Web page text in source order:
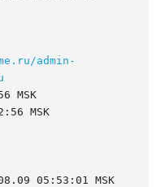
admin-
MSK
MSK
05:53:01 MSK